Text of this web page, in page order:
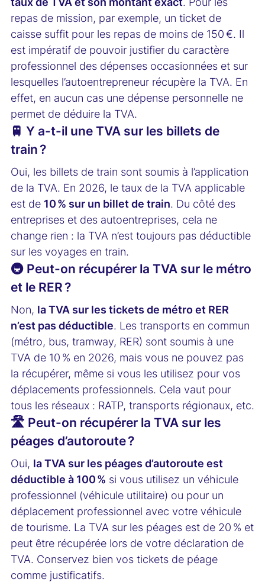
repas de mission, par exemple, un ticket de
caisse suffit pour les repas de moins de 150 €. Il
est impératif de pouvoir justifier du caractère
professionnel des dépenses occasionnées et sur
lesquelles l’autoentrepreneur récupère la TVA. En
effet, en aucun cas une dépense personnelle ne
permet de déduire la TVA.
🚆 Y a-t-il une TVA sur les billets de
train ?
Oui, les billets de train sont soumis à l’application
de la TVA. En 2026, le taux de la TVA applicable
est de 10 % sur un billet de train. Du côté des
entreprises et des autoentreprises, cela ne
change rien : la TVA n’est toujours pas déductible
sur les voyages en train.
🚇 Peut-on récupérer la TVA sur le métro
et le RER ?
Non, la TVA sur les tickets de métro et RER
n’est pas déductible. Les transports en commun
(métro, bus, tramway, RER) sont soumis à une
TVA de 10 % en 2026, mais vous ne pouvez pas
la récupérer, même si vous les utilisez pour vos
déplacements professionnels. Cela vaut pour
tous les réseaux : RATP, transports régionaux, etc.
🛣️ Peut-on récupérer la TVA sur les
péages d’autoroute ?
Oui, la TVA sur les péages d’autoroute est
déductible à 100 % si vous utilisez un véhicule
professionnel (véhicule utilitaire) ou pour un
déplacement professionnel avec votre véhicule
de tourisme. La TVA sur les péages est de 20 % et
peut être récupérée lors de votre déclaration de
TVA. Conservez bien vos tickets de péage
comme justificatifs.